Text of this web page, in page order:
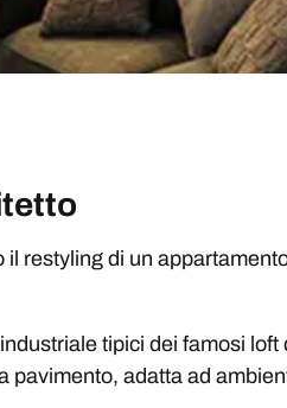
il restyling di un
tipici dei famosi
pavimento, adatta ad